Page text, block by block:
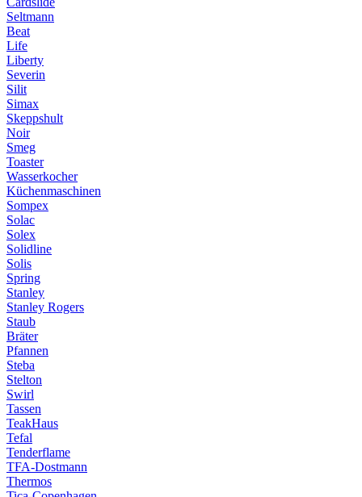
Seltmann
Beat
Life
Liberty
Severin
Silit
Simax
Skeppshult
Noir
Smeg
Toaster
Wasserkocher
Küchenmaschinen
Sompex
Solac
Solex
Solidline
Solis
Spring
Stanley
Stanley Rogers
Staub
Bräter
Pfannen
Steba
Stelton
Swirl
Tassen
TeakHaus
Tefal
Tenderflame
TFA-Dostmann
Thermos